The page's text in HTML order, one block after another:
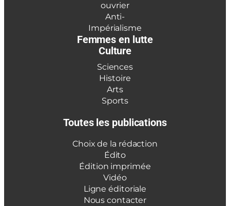
ouvrier
Anti-
Impérialisme
Femmes en lutte
Culture
Sciences
Histoire
Arts
Sports
Toutes les publications
Choix de la rédaction
Édito
Édition imprimée
Vidéo
Ligne éditoriale
Nous contacter